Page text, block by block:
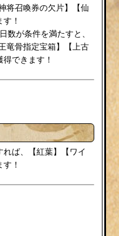
将召喚券の欠片】【仙
！
数が条件を満たすと、
竜骨指定宝箱】【上古
できます！
れば、【紅葉】【ワイ
！